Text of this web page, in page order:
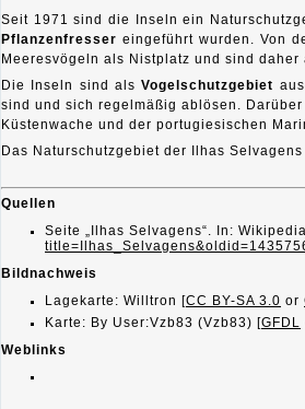
Seit 1971 sind die Inseln ein
Pflanzenfresser eingeführt wurden. Von
Meeresvögeln als Nistplatz und sind
Die Inseln sind alsVogelschutzgebiet
sind und sich regelmäßig ablösen.
Küstenwache und der portugiesischen
Das Naturschutzgebiet der Ilhas
Quellen
Seite „Ilhas Selvagens“. In:
Bildnachweis
Lagekarte: Willtron [CC BY-SA 3.0 or
Karte: By User:Vzb83 (Vzb83) [GFDL
Weblinks